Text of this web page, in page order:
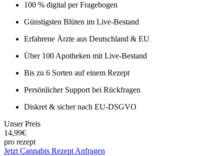
100 % digital per Fragebogen
Günstigsten Blüten im Live-Bestand
Erfahrene Ärzte aus Deutschland & EU
Über 100 Apotheken mit Live-Bestand
Bis zu 6 Sorten auf einem Rezept
Persönlicher Support bei Rückfragen
Diskret & sichernach EU-DSGVO
Unser Preis
14,99€
pro rezept
Jetzt Cannabis Rezept Anfragen